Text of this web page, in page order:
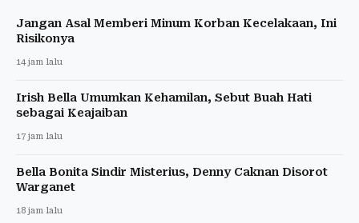
Jangan Asal Memberi Minum Korban Kecelakaan, Ini
Risikonya
14 jam lalu
Irish Bella Umumkan Kehamilan, Sebut Buah Hati
sebagai Keajaiban
17 jam lalu
Bella Bonita Sindir Misterius, Denny Caknan Disorot
Warganet
18 jam lalu